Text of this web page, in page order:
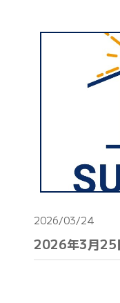
2026/03/24
2026年3月